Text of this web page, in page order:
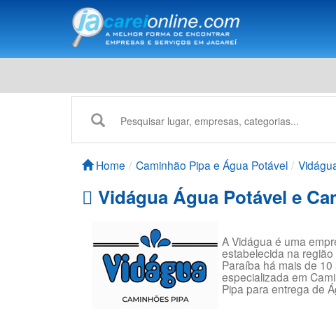
Home Caminhão Pipa e Água Potável
Vidágua Água Potável e
A Vidágua é uma
estabelecida na região
Paraíba há mais de 10
especializada em
Pipa para entrega de